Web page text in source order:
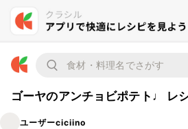
ゴーヤのアンチョビポテト♩ レ
ユーザーciciino